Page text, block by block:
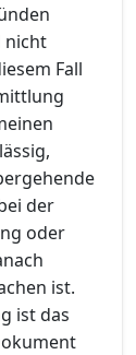
nicht
Fall
der
oder
ist.
ist das